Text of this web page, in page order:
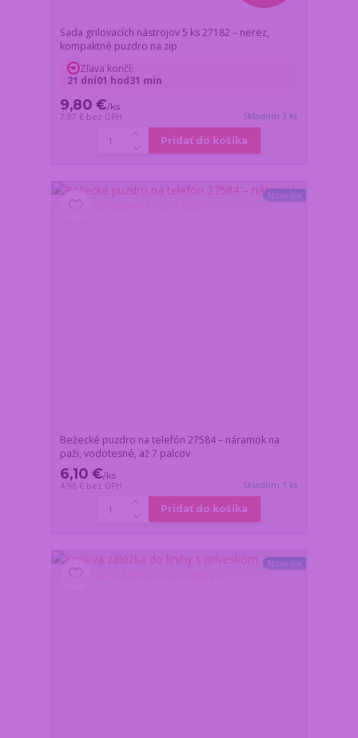
Sada grilovacích nástrojov 5 ks 27182 – nerez,
kompaktné puzdro na zip
9,80 €/ks
7,97 € bez DPH Skladom 3 ks
Zľava končí:
21 dní01 hod31 min
Pridať do košíka
Novinka
Bežecké puzdro na telefón 27584 – náramok na
paži, vodotesné, až 7 palcov
6,10 €/ks
4,96 € bez DPH Skladom 1 ks
Pridať do košíka
Novinka